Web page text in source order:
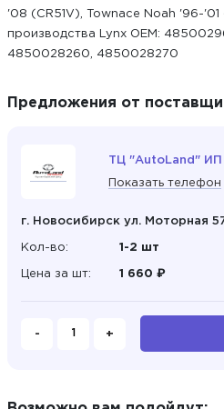
'08 (CR51V), Townace Noah '96-'01
производства Lynx ОЕМ:
4850028260, 4850028270
Предложения от
ТЦ "AutoLand"
Показать телефон
г. Новосибирск ул. Моторная
Кол-во: 1-2 шт
Цена за шт: 1 660 ₽
- +